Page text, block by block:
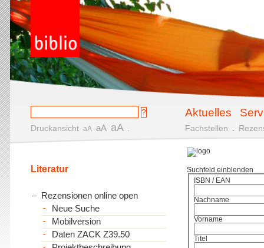
Aktuelles
Druckansicht aA aA aA Fachstellen
Suchfeld einblenden
ISBN / EAN
Nachname
Vorname
Titel
Literatur
Rezensionen online open
Neue Suche
Mobilversion
Daten ZACK Z39.50